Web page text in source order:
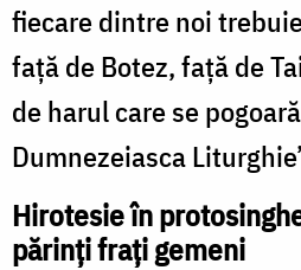
fiecare dintre noi
față de Botez, față de
de harul care se
Dumnezeiasca
Hirotesie în
părinți frați gemeni